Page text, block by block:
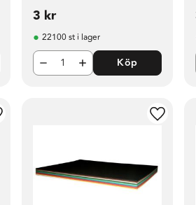
3 kr
22100 st i lager
Köp
till i favoriter Lägg